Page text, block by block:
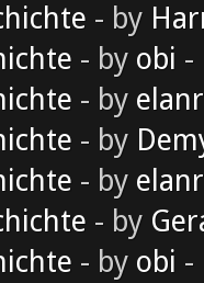
- by
- by obi -
- by
- by
- by
- by
- by obi -